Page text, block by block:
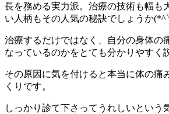
長を務める実力派。治療の技術も幅も
い人柄もその人気の秘訣でしょうか
治療するだけではなく、自分の身体の
なっているのかをとても分かりやすく
その原因に気を付けると本当に体の痛
くりです。
しっかり診て下さってうれしいという